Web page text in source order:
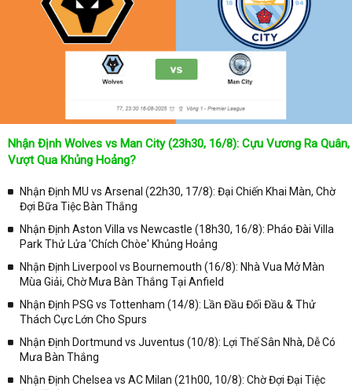
Nhận Định Wolves vs Man City (23h30, 16/8): Cựu Vương Ra Quân,
Vượt Qua Khủng Hoảng?
Nhận Định MU vs Arsenal (22h30, 17/8): Đại Chiến Khai Màn, Chờ
Đợi Bữa Tiệc Bàn Thắng
Nhận Định Aston Villa vs Newcastle (18h30, 16/8): Pháo Đài Villa
Park Thử Lửa 'Chích Chòe' Khủng Hoảng
Nhận Định Liverpool vs Bournemouth (16/8): Nhà Vua Mở Màn
Mùa Giải, Chờ Mưa Bàn Thắng Tại Anfield
Nhận Định PSG vs Tottenham (14/8): Lần Đầu Đối Đầu & Thử
Thách Cực Lớn Cho Spurs
Nhận Định Dortmund vs Juventus (10/8): Lợi Thế Sân Nhà, Dễ Có
Mưa Bàn Thắng
Nhận Định Chelsea vs AC Milan (21h00, 10/8): Chờ Đợi Đại Tiệc